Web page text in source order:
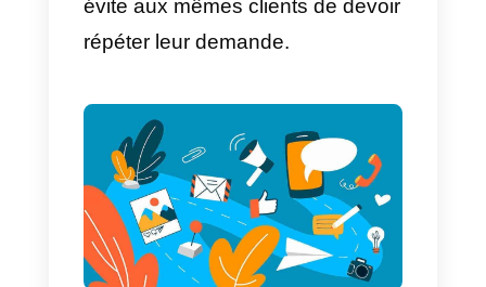
données collectées à partir de
plusieurs sources afin de fournir
un aperçu unique pour chaque
client. Les agents peuvent ainsi
offrir une expérience utilisateur
efficace et établir demeilleures
relations. Le chat en direct, le